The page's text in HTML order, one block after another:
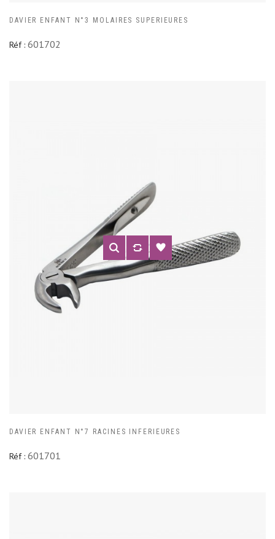
DAVIER ENFANT N°3 MOLAIRES SUPERIEURES
Réf : 601702
DAVIER ENFANT N°7 RACINES INFERIEURES
Réf : 601701